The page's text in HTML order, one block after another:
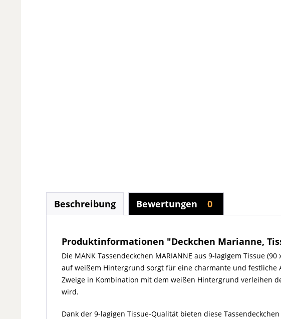
Beschreibung Bewertungen 0
Produktinformationen "Deckchen Marianne,
Die MANK Tassendeckchen MARIANNE aus 9-lagigem Tissue
auf weißem Hintergrund sorgt für eine charmante und festliche
Zweige in Kombination mit dem weißen Hintergrund verleihen
wird.
Dank der 9-lagigen Tissue-Qualität bieten diese